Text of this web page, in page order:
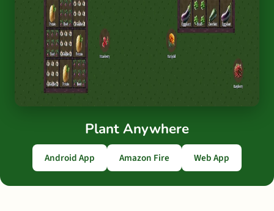
Plant Anywhere
Android App Amazon Fire Web App